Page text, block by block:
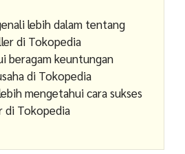
lebih dalam tentang
di Tokopedia
beragam keuntungan
di Tokopedia
mengetahui cara sukses
di Tokopedia